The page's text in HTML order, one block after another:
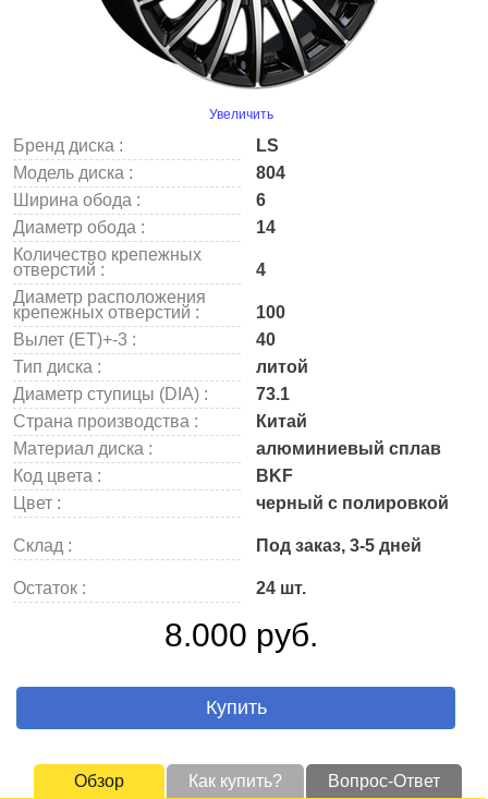
Увеличить
Бренд диска :
LS
Модель диска :
804
Ширина обода :
6
Диаметр обода :
14
Количество крепежных
отверстий :
4
Диаметр расположения
крепежных отверстий :
100
Вылет (ET)+-3 :
40
Тип диска :
литой
Диаметр ступицы (DIA) :
73.1
Страна производства :
Китай
Материал диска :
алюминиевый сплав
Код цвета :
BKF
Цвет :
черный с полировкой
Склад : Под заказ, 3-5 дней
Остаток : 24 шт.
8.000 руб.
Купить
Обзор Как купить? Вопрос-Ответ